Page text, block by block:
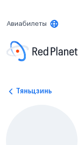
Авиабилеты
Тяньцзинь